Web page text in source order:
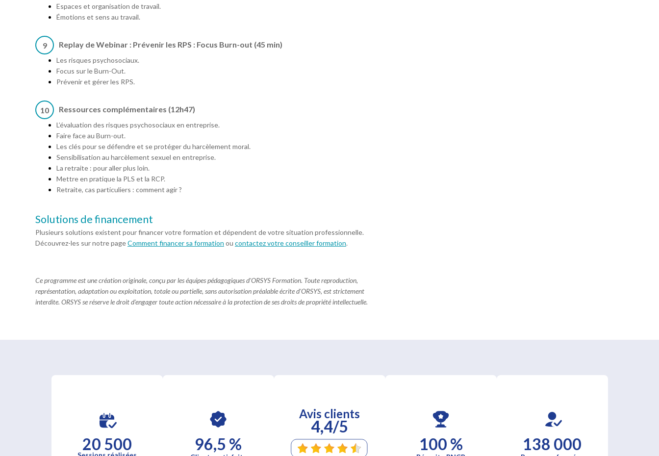
Espaces et organisation de travail.
Émotions et sens au travail.
9 Replay de Webinar : Prévenir les RPS : Focus Burn-out (45 min)
Les risques psychosociaux.
Focus sur le Burn-Out.
Prévenir et gérer les RPS.
10 Ressources complémentaires (12h47)
L’évaluation des risques psychosociaux en entreprise.
Faire face au Burn-out.
Les clés pour se défendre et se protéger du harcèlement moral.
Sensibilisation au harcèlement sexuel en entreprise.
La retraite : pour aller plus loin.
Mettre en pratique la PLS et la RCP.
Retraite, cas particuliers : comment agir ?
Solutions de financement
Plusieurs solutions existent pour financer votre formation et dépendent de votre situation professionnelle.
Découvrez-les sur notre pageComment financer sa formation ou contactez votre conseiller formation.
Ce programme est une création originale, conçu par les équipes pédagogiques d'ORSYS Formation. Toute reproduction,
représentation, adaptation ou exploitation, totale ou partielle, sans autorisation préalable écrite d'ORSYS, est strictement
interdite. ORSYS se réserve le droit d'engager toute action nécessaire à la protection de ses droits de propriété intellectuelle.
20 500 96,5 %
Avis clients
4,4/5
100 %
138 000